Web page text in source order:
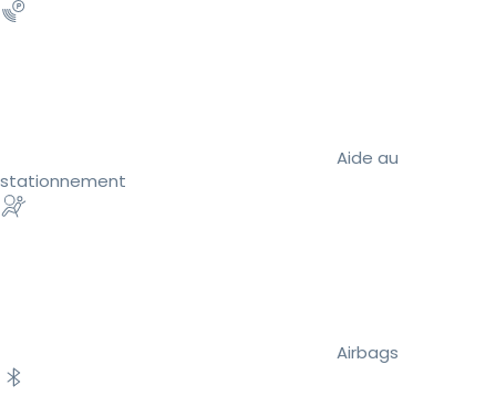
Aide au
stationnement
Airbags